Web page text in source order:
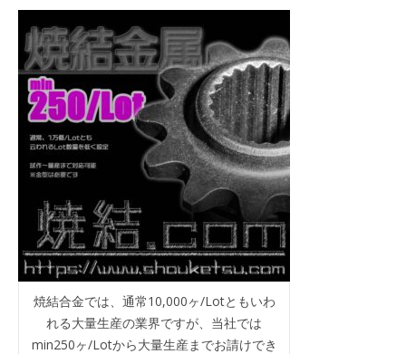
焼結合金では、通常10,000ヶ/Lotともいわ
れる大量生産の業界ですが、当社では
min250ヶ/Lotから大量生産までお請けでき